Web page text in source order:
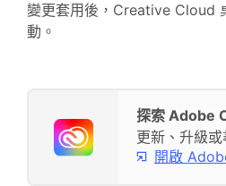
變更套用後，Creative Cloud
動。
探索 Adobe
更新、升級或
開啟